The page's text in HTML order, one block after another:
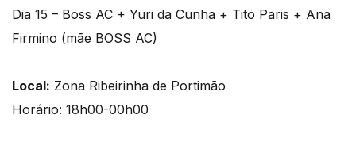
Dia 15 – Boss AC + Yuri da Cunha + Tito Paris + Ana
Firmino (mãe BOSS AC)
Local: Zona Ribeirinha de Portimão
Horário: 18h00-00h00